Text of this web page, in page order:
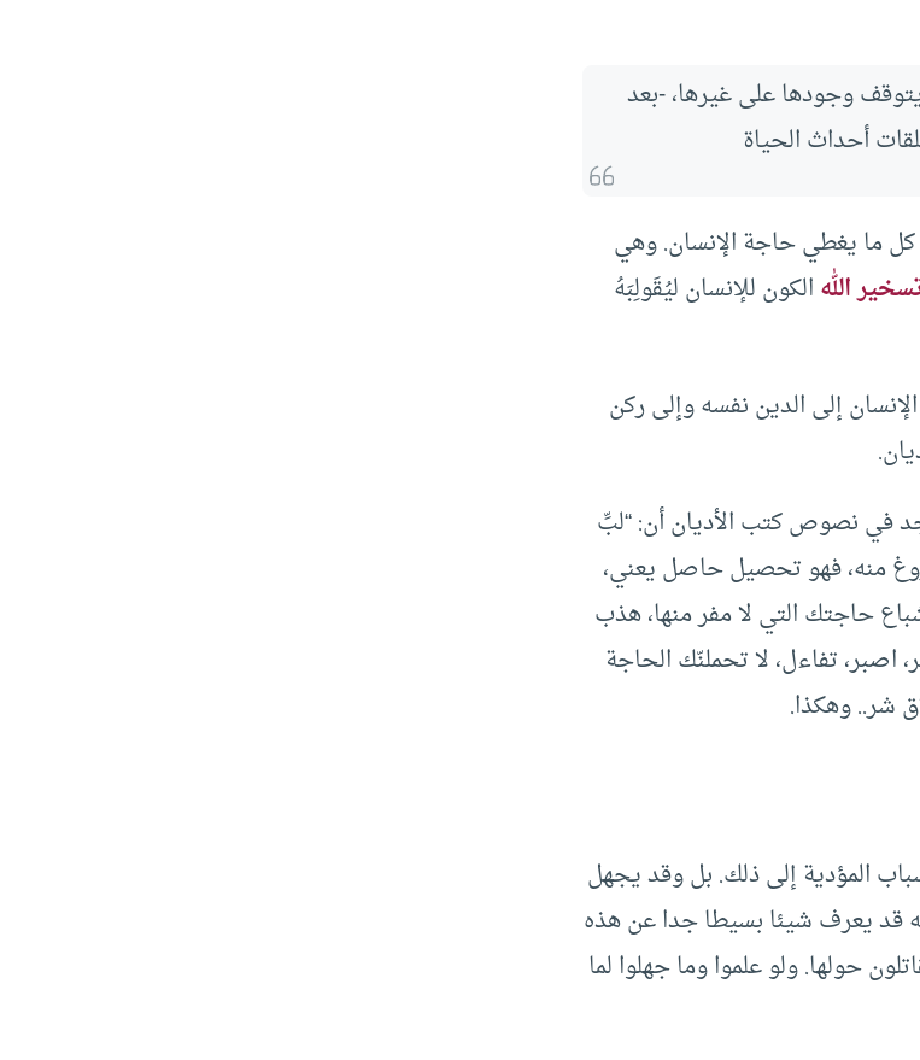
وجودها على غيرها، -بعد
أحداث الحياة
كل ما يغطي حاجة الإنسان. وهي
اللهالكون للإنسان ليُقَولِبَهُ
إلى الدين نفسه وإلى ركن
في نصوص كتب الأديان أن: “لبِّ
منه، فهو تحصيل حاصل يعني،
حاجتك التي لا مفر منها، هذب
اصبر، تفاءل، لا تحملنّك الحاجة
شر.. وهكذا.
المؤدية إلى ذلك. بل وقد يجهل
قد يعرف شيئا بسيطا جدا عن هذه
حولها. ولو علموا وما جهلوا لما